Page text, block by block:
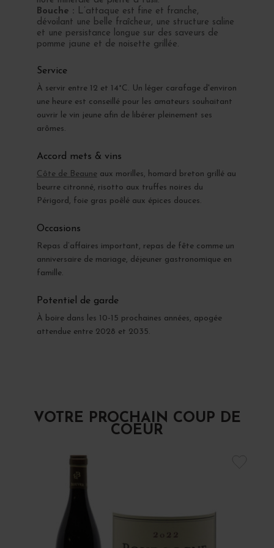
Bouche : L’attaque est fine et franche,
dévoilant une belle fraîcheur, une structure saline
et une persistance longue sur des saveurs de
pomme jaune et de noisette grillée.
Service
À servir entre 12 et 14°C. Un léger carafage d'environ
une heure est conseillé pour les amateurs souhaitant
ouvrir le vin jeune afin de libérer pleinement ses
arômes.
Accord mets & vins
Côte de Beaune aux morilles, homard breton grillé au
beurre citronné, risotto aux truffes noires du
Périgord, foie gras poêlé aux épices douces.
Occasions
Repas d’affaires important, repas de fête comme un
anniversaire de mariage, déjeuner gastronomique en
famille.
Potentiel de garde
À boire dans les 10-15 prochaines années, apogée
attendue entre 2028 et 2035.
VOTRE PROCHAIN COUP DE
COEUR